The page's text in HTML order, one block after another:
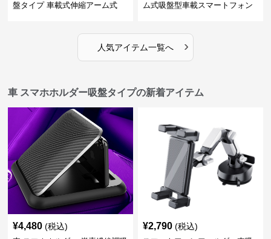
盤タイプ 車載式伸縮アーム式
ム式吸盤型車載スマートフォン
人気アイテム一覧へ ›
車 スマホホルダー吸盤タイプの新着アイテム
¥4,480 (税込) ¥2,790 (税込)